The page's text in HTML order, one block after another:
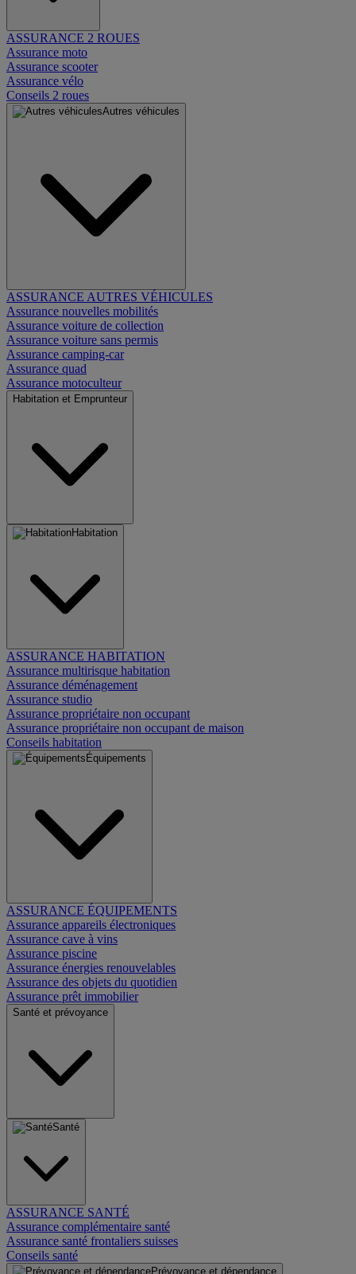
ASSURANCE 2 ROUES
Assurance moto
Assurance scooter
Assurance vélo
Conseils 2 roues
Autres véhicules
ASSURANCE AUTRES VÉHICULES
Assurance nouvelles mobilités
Assurance voiture de collection
Assurance voiture sans permis
Assurance camping-car
Assurance quad
Assurance motoculteur
Habitation et Emprunteur
Habitation
ASSURANCE HABITATION
Assurance multirisque habitation
Assurance déménagement
Assurance studio
Assurance propriétaire non occupant
Assurance propriétaire non occupant de maison
Conseils habitation
Équipements
ASSURANCE ÉQUIPEMENTS
Assurance appareils électroniques
Assurance cave à vins
Assurance piscine
Assurance énergies renouvelables
Assurance des objets du quotidien
Assurance prêt immobilier
Santé et prévoyance
Santé
ASSURANCE SANTÉ
Assurance complémentaire santé
Assurance santé frontaliers suisses
Conseils santé
Prévoyance et dépendance